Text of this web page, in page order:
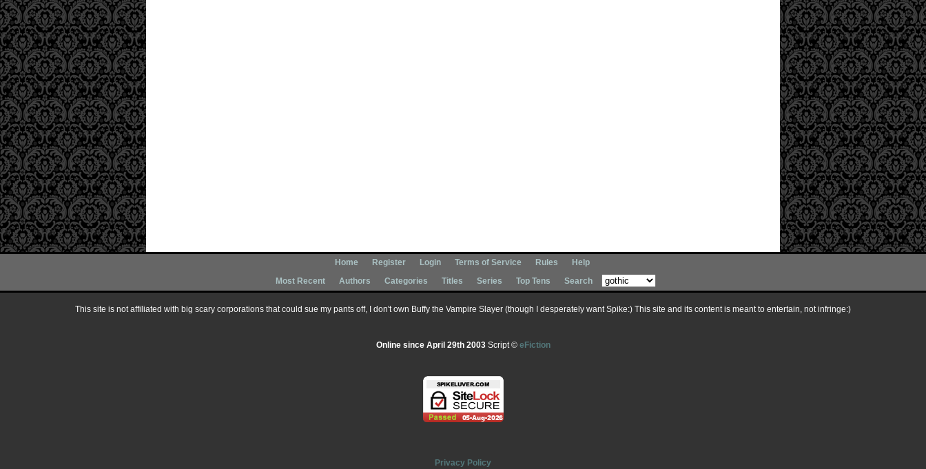
Home Register Login Terms of Service Rules
Help
Most Recent
Authors Categories Titles Series Top Tens Search
This site is not affiliated with big scary corporations that could sue my pants off, I don't own Buffy the Vampire Slayer (though I desperately want Spike:) This site and its content is meant to entertain, not infringe:)
Online since April 29th 2003Script © eFiction
Privacy Policy